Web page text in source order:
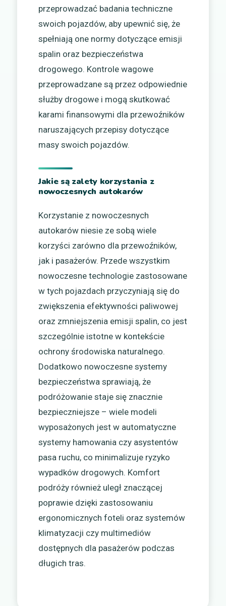
przeprowadzać badania techniczne
swoich pojazdów, aby upewnić się, że
spełniają one normy dotyczące emisji
spalin oraz bezpieczeństwa
drogowego. Kontrole wagowe
przeprowadzane są przez odpowiednie
służby drogowe i mogą skutkować
karami finansowymi dla przewoźników
naruszających przepisy dotyczące
masy swoich pojazdów.
Jakie są zalety korzystania z
nowoczesnych autokarów
Korzystanie z nowoczesnych
autokarów niesie ze sobą wiele
korzyści zarówno dla przewoźników,
jak i pasażerów. Przede wszystkim
nowoczesne technologie zastosowane
w tych pojazdach przyczyniają się do
zwiększenia efektywności paliwowej
oraz zmniejszenia emisji spalin, co jest
szczególnie istotne w kontekście
ochrony środowiska naturalnego.
Dodatkowo nowoczesne systemy
bezpieczeństwa sprawiają, że
podróżowanie staje się znacznie
bezpieczniejsze – wiele modeli
wyposażonych jest w automatyczne
systemy hamowania czy asystentów
pasa ruchu, co minimalizuje ryzyko
wypadków drogowych. Komfort
podróży również uległ znaczącej
poprawie dzięki zastosowaniu
ergonomicznych foteli oraz systemów
klimatyzacji czy multimediów
dostępnych dla pasażerów podczas
długich tras.